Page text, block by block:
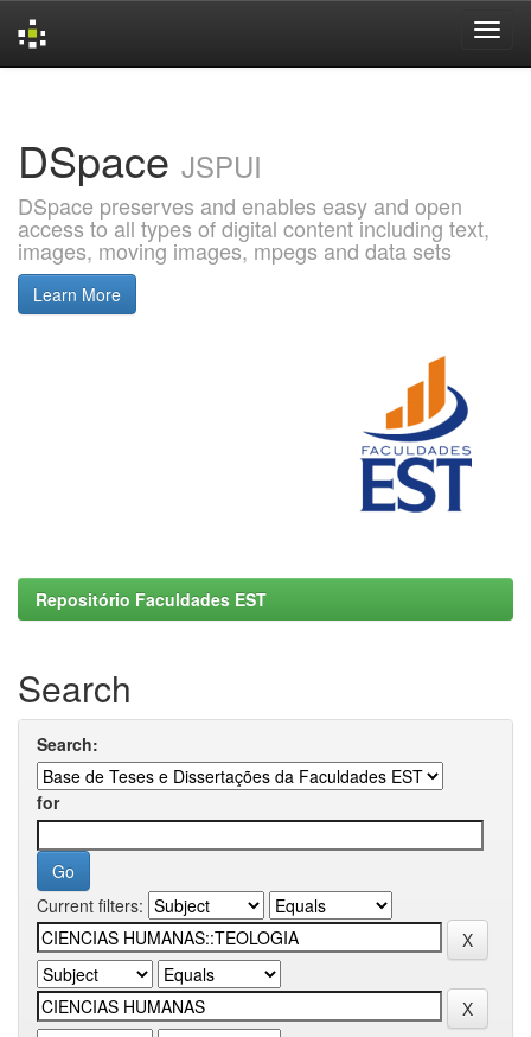
DSpace JSPUI
DSpace preserves and enables easy and open
access to all types of digital content including text,
images, moving images, mpegs and data sets
Learn More
Repositório Faculdades EST
Search
Search:
for
Current filters: